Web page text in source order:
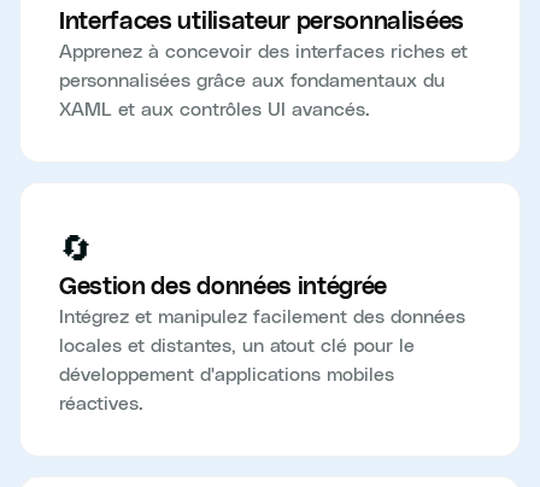
Interfaces utilisateur personnalisées
Apprenez à concevoir des interfaces riches et
personnalisées grâce aux fondamentaux du
XAML et aux contrôles UI avancés.
🔄
Gestion des données intégrée
Intégrez et manipulez facilement des données
locales et distantes, un atout clé pour le
développement d'applications mobiles
réactives.